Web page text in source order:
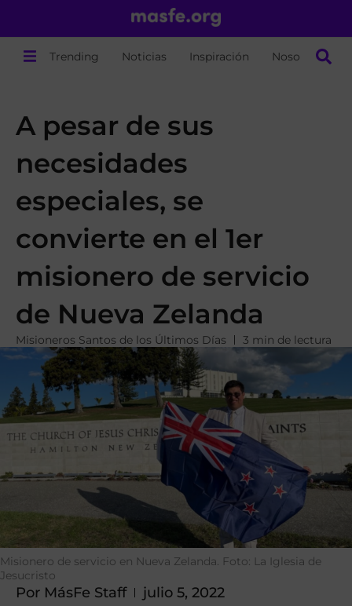
Trending Noticias Inspiración Nosotros
A pesar de sus
necesidades
especiales, se
convierte en el 1er
misionero de servicio
de Nueva Zelanda
Misioneros Santos de los Últimos Días 3 min de lectura
Misionero de servicio en Nueva Zelanda. Foto: La Iglesia de
Jesucristo
Por MásFe Staff
julio 5, 2022